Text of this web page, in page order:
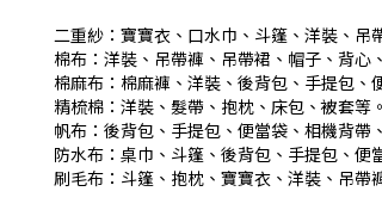
二重紗：寶寶衣、口水巾、斗篷、洋裝、吊
棉布：洋裝、吊帶褲、吊帶裙、帽子、背
棉麻布：棉麻褲、洋裝、後背包、手提包、
精梳棉：洋裝、髮帶、抱枕、床包、被套等。
帆布：後背包、手提包、便當袋、相機背帶
防水布：桌巾、斗篷、後背包、手提包、便
刷毛布：斗篷、抱枕、寶寶衣、洋裝、吊帶